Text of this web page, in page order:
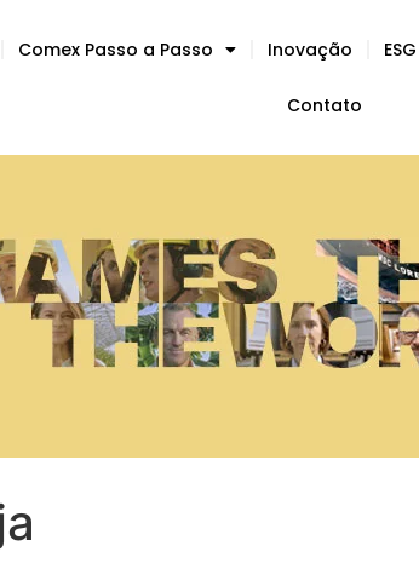
Comex Passo a Passo Inovação ESG
Contato